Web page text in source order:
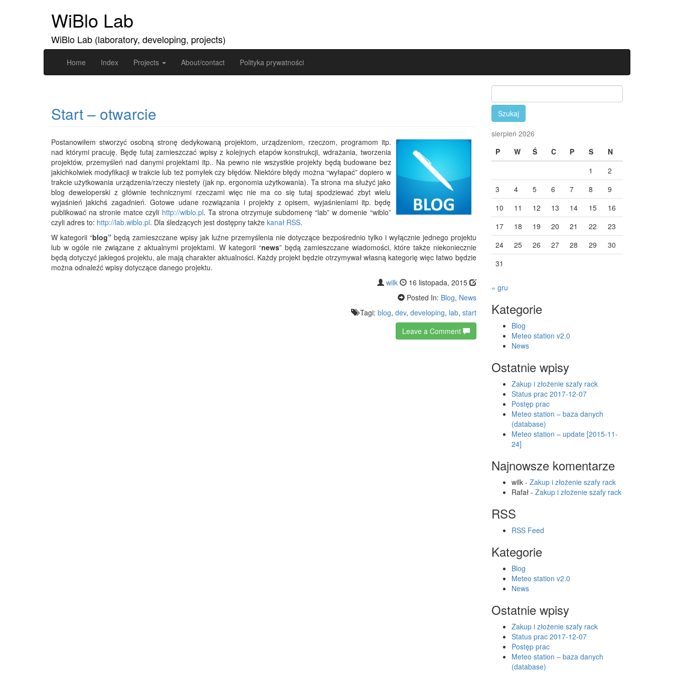
WiBlo Lab
WiBlo Lab (laboratory, developing, projects)
Home Index Projects About/contact Polityka prywatności
Start – otwarcie
Postanowiłem stworzyć osobną stronę dedykowaną projektom, urządzeniom, rzeczom, programom itp.
nad którymi pracuję. Będę tutaj zamieszczać wpisy z kolejnych etapów konstrukcji, wdrażania, tworzenia
projektów, przemyśleń nad danymi projektami itp.. Na pewno nie wszystkie projekty będą budowane bez
jakichkolwiek modyfikacji w trakcie lub też pomyłek czy błędów. Niektóre błędy można “wyłapać” dopiero w
trakcie użytkowania urządzenia/rzeczy niestety (jak np. ergonomia użytkowania). Ta strona ma służyć jako
blog deweloperski z głównie technicznymi rzeczami więc nie ma co się tutaj spodziewać zbyt wielu
wyjaśnień jakichś zagadnień. Gotowe udane rozwiązania i projekty z opisem, wyjaśnieniami itp. będę
publikować na stronie matce czyli http://wiblo.pl. Ta strona otrzymuje subdomenę “lab” w domenie “wiblo”
czyli adres to: http://lab.wiblo.pl. Dla śledzących jest dostępny także kanał RSS.
W kategorii “blog”będą zamieszczane wpisy jak luźne przemyślenia nie dotyczące bezpośrednio tylko i wyłącznie jednego projektu
lub w ogóle nie związane z aktualnymi projektami. W kategorii “news” będą zamieszczane wiadomości, które także niekoniecznie
będą dotyczyć jakiegoś projektu, ale mają charakter aktualności. Każdy projekt będzie otrzymywał własną kategorię więc łatwo będzie
można odnaleźć wpisy dotyczące danego projektu.
wilk
16 listopada, 2015
Posted In: Blog, News
Tagi: blog, dev, developing, lab, start
Leave a Comment
Szukaj:
sierpień 2026
P
W Ś C P S
N
1
2
3
4 5 6 7 8
9
10
11 12 13 14 15
16
17
18 19 20 21 22
23
24
25 26 27 28 29
30
31
« gru
Kategorie
Blog
Meteo station v2.0
News
Ostatnie wpisy
Zakup i złożenie szafy rack
Status prac 2017-12-07
Postęp prac
Meteo station – baza danych
(database)
Meteo station – update [2015-11-
24]
Najnowsze komentarze
wilk- Zakup i złożenie szafy rack
Rafał- Zakup i złożenie szafy rack
RSS
RSS Feed
Kategorie
Blog
Meteo station v2.0
News
Ostatnie wpisy
Zakup i złożenie szafy rack
Status prac 2017-12-07
Postęp prac
Meteo station – baza danych
(database)